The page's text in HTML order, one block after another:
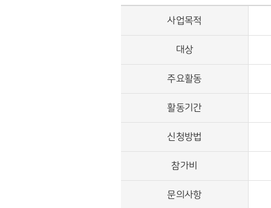
사업목적
대상
주요활동
활동기간
신청방법
참가비
문의사항